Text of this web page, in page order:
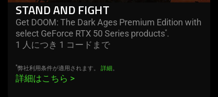
STAND AND FIGHT
Get DOOM: The Dark Ages Premium Edition with
select GeForce RTX 50 Series products*.
1 人につき 1 コードまで
*弊社利用条件が適用されます。 詳細 。
詳細はこちら >